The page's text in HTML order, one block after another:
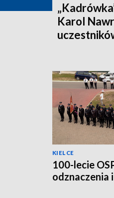
Karol
KIELCE
100-lecie
odznaczenia